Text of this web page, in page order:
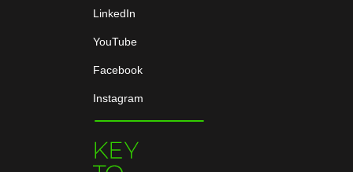
LinkedIn
YouTube
Facebook
Instagram